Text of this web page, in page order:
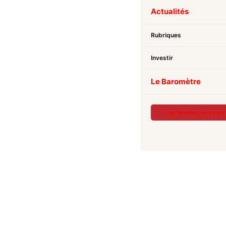
Actualités
Rubriques
Investir
Le Baromètre
Les Rendez-vous